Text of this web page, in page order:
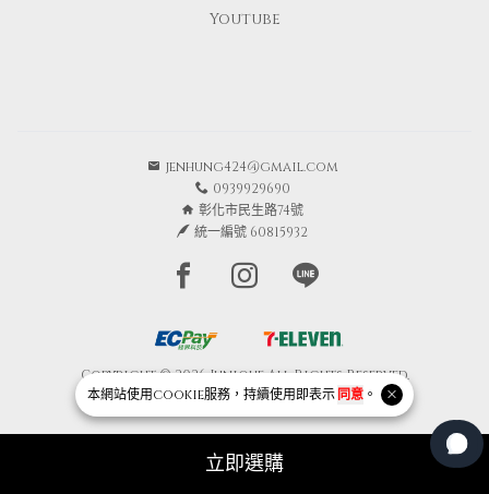
本網站使用cookie服務，持續使用即表示 同意。
立即選購
Youtube
jenhung424@gmail.com
0939929690
彰化市民生路74號
統一編號 60815932
Facebook page
Instagram page
Line page
Copyright © 2026 Junique All Rights Reserved.
Powered byBVSHOP.